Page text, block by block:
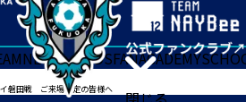
NEWSGOODSFANACADEMY
イ磐田戦 ご来場予定の皆様へ